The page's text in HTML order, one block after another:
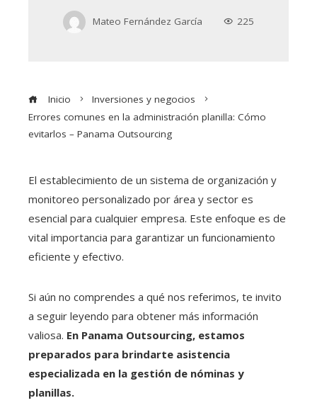
Mateo Fernández García 225
Inicio
Inversiones y negocios
Errores comunes en la administración planilla: Cómo
evitarlos – Panama Outsourcing
El establecimiento de un sistema de organización y
monitoreo personalizado por área y sector es
esencial para cualquier empresa. Este enfoque es de
vital importancia para garantizar un funcionamiento
eficiente y efectivo.
Si aún no comprendes a qué nos referimos, te invito
a seguir leyendo para obtener más información
valiosa. En Panama Outsourcing, estamos
preparados para brindarte asistencia
especializada en la gestión de nóminas y
planillas.